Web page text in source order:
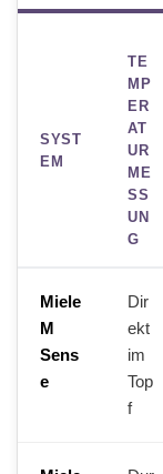
SYST
EM
TE
MP
ER
AT
UR
ME
SS
UN
G
Miele
M
Sens
e
Dir
ekt
im
Top
f